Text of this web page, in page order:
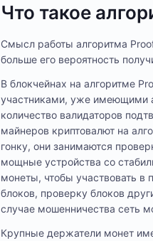
Что такое
Смысл работы алгоритма
больше его вероятность
В блокчейнах на алгоритме
участниками, уже имеющими
количество валидаторов
майнеров криптовалют на
гонку, они занимаются
мощные устройства со
монеты, чтобы участвовать
блоков, проверку блоков
случае мошенничества сеть
Крупные держатели монет